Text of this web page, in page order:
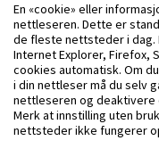
En «cookie» eller
nettleseren. Dette er
de fleste nettsteder i dag.
Internet Explorer, Firefox,
cookies automatisk. Om
i din nettleser må du selv
nettleseren og deaktivere
Merk at innstilling uten
nettsteder ikke fungerer